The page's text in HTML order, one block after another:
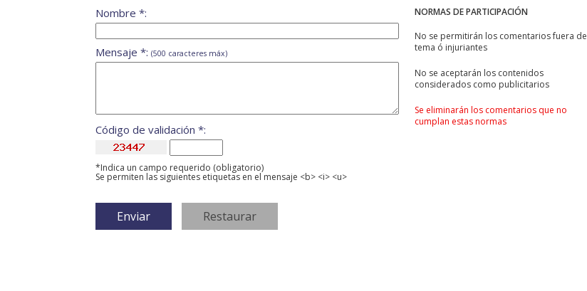
NORMAS DE PARTICIPACIÓN
No se permitirán los comentarios fuera de
tema ó injuriantes
No se aceptarán los contenidos
considerados como publicitarios
Se eliminarán los comentarios que no
cumplan estas normas
Nombre *:
Mensaje *: (500 caracteres máx)
Código de validación *:
*Indica un campo requerido (obligatorio)
Se permiten las siguientes etiquetas en el mensaje <b> <i> <u>